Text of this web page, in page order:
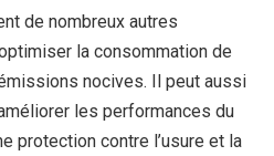
de nombreux autres
la consommation de
nocives. Il peut aussi
les performances du
protection contre l’usure et la